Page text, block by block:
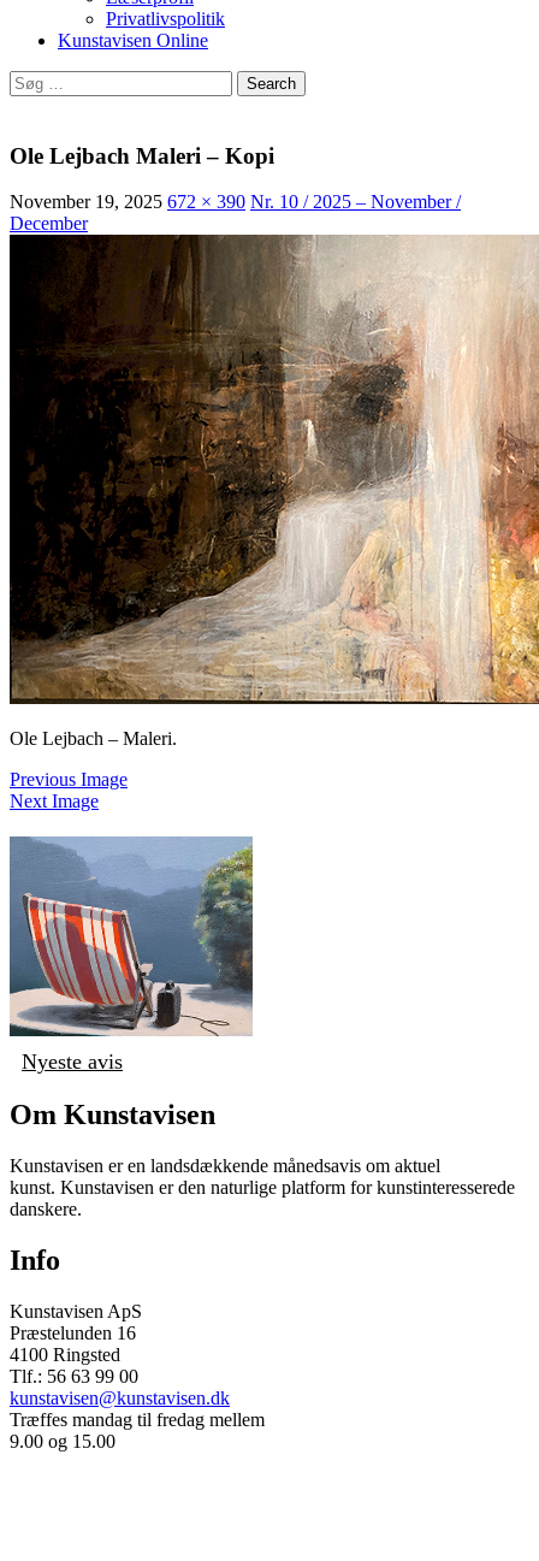
Privatlivspolitik
Kunstavisen Online
Search
for:
Ole Lejbach Maleri – Kopi
November 19, 2025 672 × 390 Nr. 10 / 2025 – November /
December
Ole Lejbach – Maleri.
Previous Image
Next Image
Nyeste avis
Om Kunstavisen
Kunstavisen er en landsdækkende månedsavis om aktuel
kunst. Kunstavisen er den naturlige platform for kunstinteresserede
danskere.
Info
Kunstavisen ApS
Præstelunden 16
4100 Ringsted
Tlf.: 56 63 99 00
kunstavisen@kunstavisen.dk
Træffes mandag til fredag mellem
9.00 og 15.00